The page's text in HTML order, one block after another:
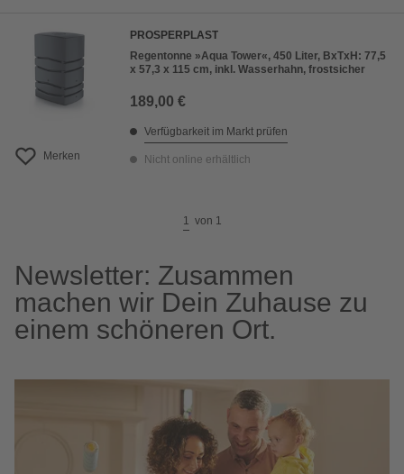
Merken
PROSPERPLAST
Regentonne »Aqua Tower«, 450 Liter, BxTxH: 77,5
x 57,3 x 115 cm, inkl. Wasserhahn, frostsicher
189,00 €
Verfügbarkeit im Markt prüfen
Nicht online erhältlich
1 von 1
Newsletter: Zusammen
machen wir Dein Zuhause zu
einem schöneren Ort.